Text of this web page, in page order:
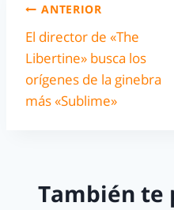
ANTERIOR
El director de «The
Libertine» busca los
orígenes de la ginebra
más «Sublime»
También te